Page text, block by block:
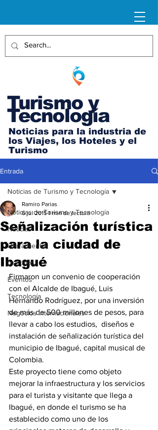
Turismo y
Tecnología
Noticias para la industria de
los Viajes, los Hoteles y el
Turismo
Entrada
Noticias de Turismo y Tecnología
Noticias
Herramientas
Destinos
Eventos
Tecnología
Negocios Internacionales
Noticias de Turismo y Tecnología
Señalización turística
para la ciudad de
Ibagué
Ramiro Parias
6 jul 2015 1 min de lectura
Firmaron un convenio de cooperación
con el Alcalde de Ibagué, Luis
Hernando Rodríguez, por una inversión
de más de 500 millones de pesos, para
llevar a cabo los estudios,  diseños e
instalación de señalización turística del
municipio de Ibagué, capital musical de
Colombia.
Este proyecto tiene como objeto
mejorar la infraestructura y los servicios
para el turista y visitante que llega a
Ibagué, en donde el turismo se ha
establecido como uno de los